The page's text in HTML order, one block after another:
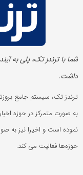
شما با ترندز تک، پلی به
داشت.
به صورت متمرکز در حوزه
نموده است و اخیرا نیز به
حوزه‌ها فعالیت می کند.